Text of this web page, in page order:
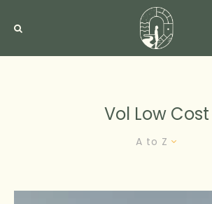
Vol Low Cost
A to Z